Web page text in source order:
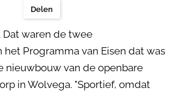
Delen
waren de twee
Programma van Eisen dat was
nieuwbouw van de openbare
in Wolvega. "Sportief, omdat